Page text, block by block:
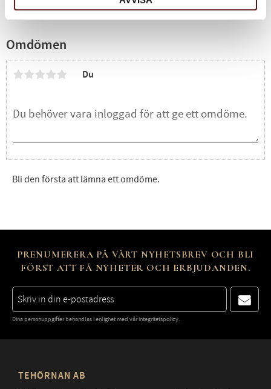
Omdömen
Du
Bli den första att lämna ett omdöme.
PRENUMERERA PÅ VÅRT NYHETSBREV OCH BLI
FÖRST ATT FÅ NYHETER OCH ERBJUDANDEN.
Dina personuppgifter behandlas i enlighet med vårintegritetspolicy.
TEHÖRNAN AB